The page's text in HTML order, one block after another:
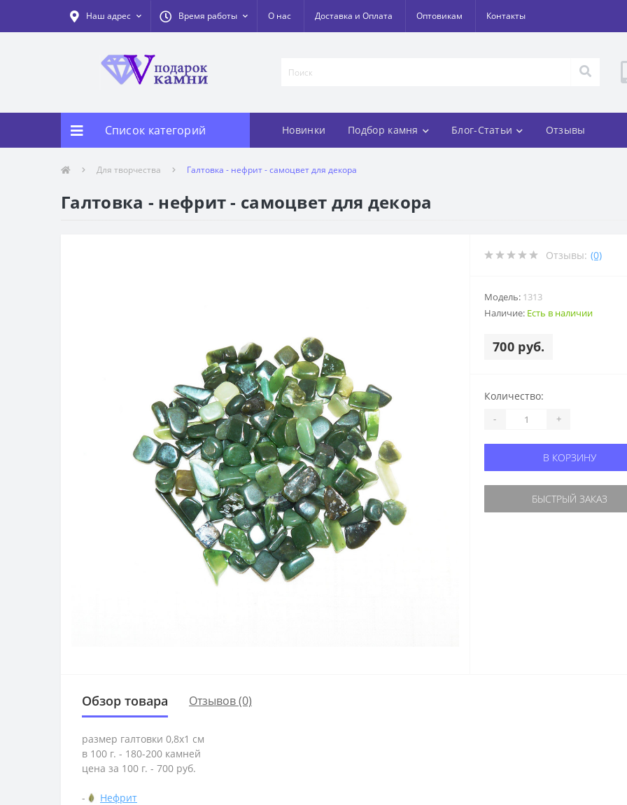
Наш адрес Время работы О нас Доставка и Оплата Оптовикам Контакты
Список категорий Новинки Подбор камня Блог-Статьи Отзывы
Для творчества Галтовка - нефрит - самоцвет для декора
Галтовка - нефрит - самоцвет для декора
Отзывы: (0)
Модель: 1313
Наличие: Есть в наличии
700 руб.
Количество:
- +
В КОРЗИНУ
БЫСТРЫЙ ЗАКАЗ
Обзор товара Отзывов (0)
размер галтовки 0,8x1 см
в 100 г. - 180-200 камней
цена за 100 г. - 700 руб.
- Нефрит